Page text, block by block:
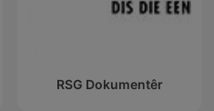
RSG Dokumentêr